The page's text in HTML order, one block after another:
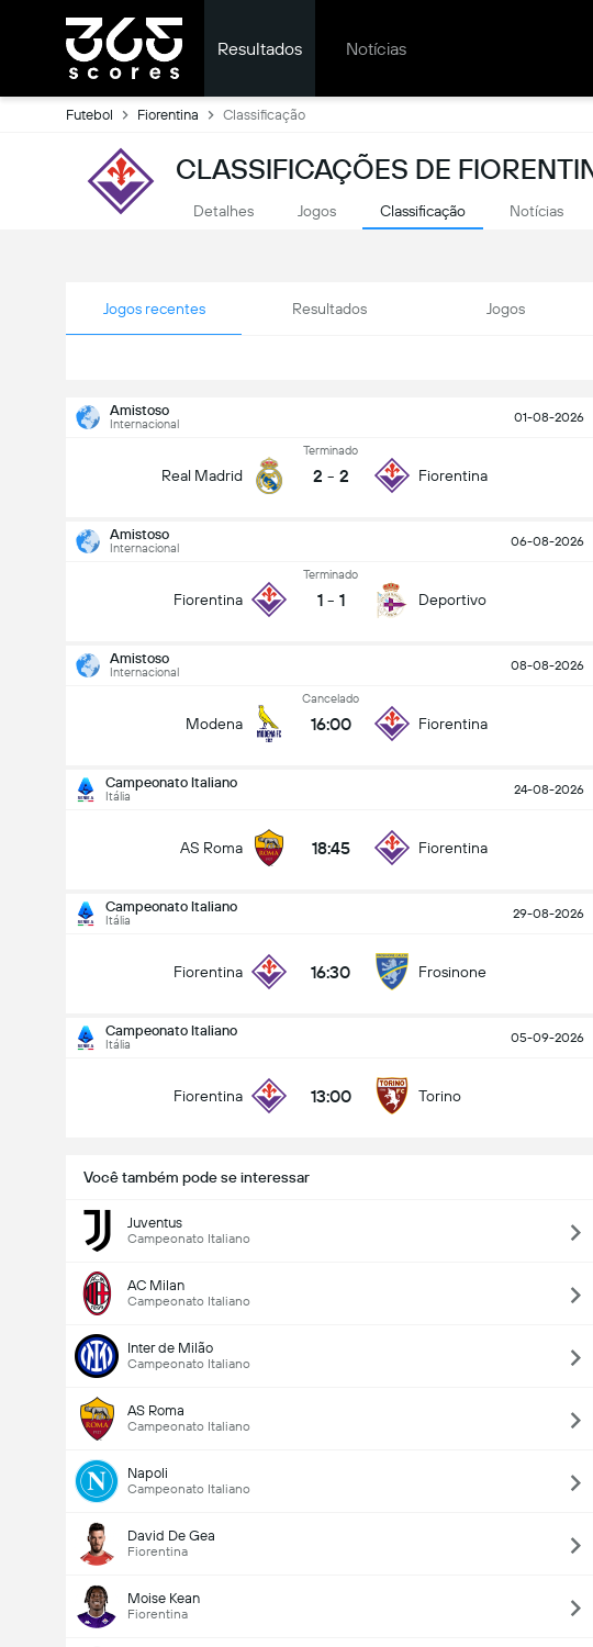
Resultados Notícias
Futebol Fiorentina Classificação
CLASSIFICAÇÕES DE
Detalhes Jogos Classificação Notícias
Jogos recentes Resultados Jogos
Amistoso
Internacional 01-08-2026
Real Madrid
Terminado
2 - 2 Fiorentina
Amistoso
Internacional 06-08-2026
Fiorentina
Terminado
1 - 1 Deportivo
Amistoso
Internacional 08-08-2026
Modena
Cancelado
16:00 Fiorentina
Campeonato Italiano
Itália 24-08-2026
AS Roma 18:45 Fiorentina
Campeonato Italiano
Itália 29-08-2026
Fiorentina 16:30 Frosinone
Campeonato Italiano
Itália 05-09-2026
Fiorentina 13:00 Torino
Você também pode se interessar
Juventus
Campeonato Italiano
AC Milan
Campeonato Italiano
Inter de Milão
Campeonato Italiano
AS Roma
Campeonato Italiano
Napoli
Campeonato Italiano
David De Gea
Fiorentina
Moise Kean
Fiorentina